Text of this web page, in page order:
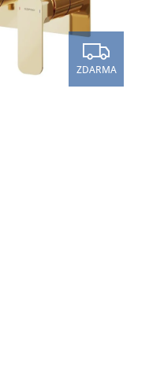
ZDARMA